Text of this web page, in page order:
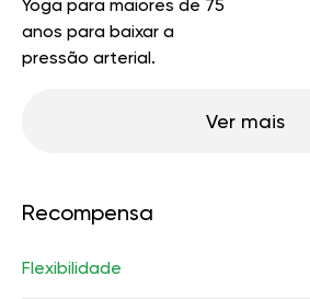
Yoga para maiores de 75
anos para baixar a
pressão arterial.
Ver mais
Recompensa
Flexibilidade